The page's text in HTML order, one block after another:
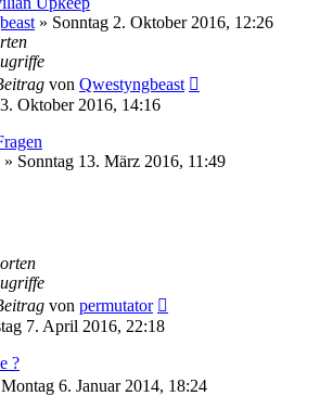
» Sonntag 2. Oktober 2016, 12:26
von Qwestyngbeast
Oktober 2016, 14:16
» Sonntag 13. März 2016, 11:49
von permutator
7. April 2016, 22:18
?
Montag 6. Januar 2014, 18:24